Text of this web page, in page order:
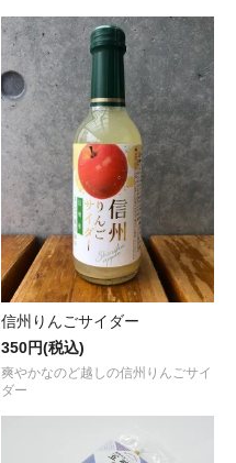
信州りんごサイダー
350円(税込)
爽やかなのど越しの信州りんごサイ
ダー